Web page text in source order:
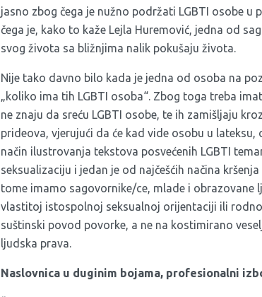
jasno zbog čega je nužno podržati LGBTI osobe
čega je, kako to kaže Lejla Huremović, jedna od
svog života sa bližnjima nalik pokušaju života.
Nije tako davno bilo kada je jedna od osoba na
„koliko ima tih LGBTI osoba“. Zbog toga treba
ne znaju da sreću LGBTI osobe, te ih zamišljaju
prideova, vjerujući da će kad vide osobu u
način ilustrovanja tekstova posvećenih LGBTI
seksualizaciju i jedan je od najčešćih načina
tome imamo sagovornike/ce, mlade i obrazovane
vlastitoj istospolnoj seksualnoj orijentaciji ili
suštinski povod povorke, a ne na kostimirano
ljudska prava.
Naslovnica u duginim bojama, profesionalni